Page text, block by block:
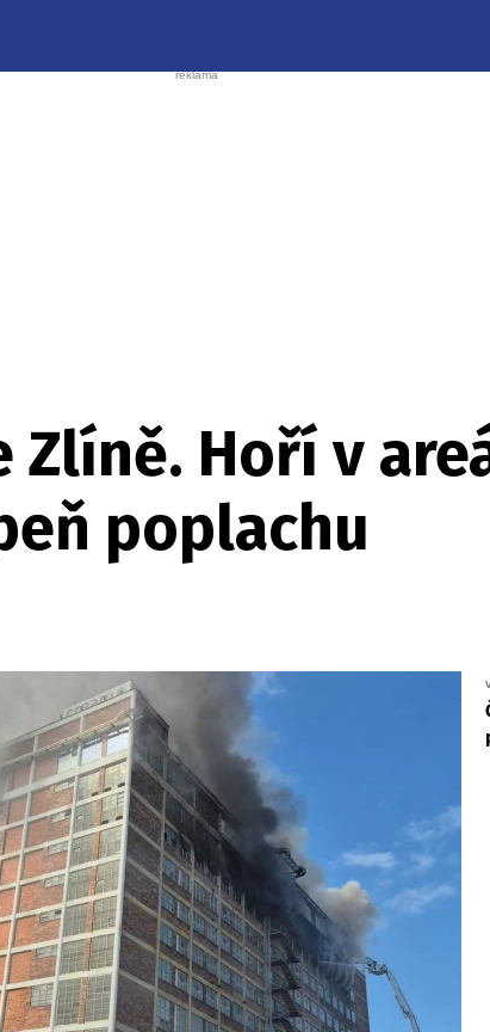
Zlíně. Hoří v
poplachu